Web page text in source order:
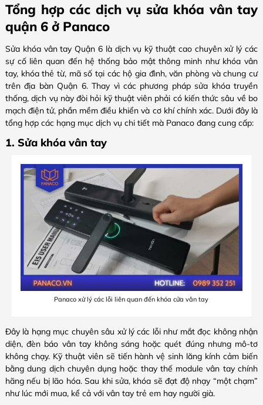
Tổng hợp các dịch vụ sửa khóa vân tay
quận 6 ở Panaco
Sửa khóa vân tay Quận 6 là dịch vụ kỹ thuật cao chuyên xử lý các
sự cố liên quan đến hệ thống bảo mật thông minh như khóa vân
tay, khóa thẻ từ, mã số tại các hộ gia đình, văn phòng và chung cư
trên địa bàn Quận 6. Thay vì các phương pháp sửa khóa truyền
thống, dịch vụ này đòi hỏi kỹ thuật viên phải có kiến thức sâu về bo
mạch điện tử, phần mềm điều khiển và cơ khí chính xác. Dưới đây là
tổng hợp các hạng mục dịch vụ chi tiết mà Panaco đang cung cấp:
1. Sửa khóa vân tay
Panaco xử lý các lỗi liên quan đến khóa cửa vân tay
Đây là hạng mục chuyên sâu xử lý các lỗi như mắt đọc không nhận
diện, đèn báo vân tay không sáng hoặc quét đúng nhưng mô-tơ
không chạy. Kỹ thuật viên sẽ tiến hành vệ sinh lăng kính cảm biến
bằng dung dịch chuyên dụng hoặc thay thế module vân tay chính
hãng nếu bị lão hóa. Sau khi sửa, khóa sẽ đạt độ nhạy “một chạm”
như lúc mới mua, kể cả với vân tay trẻ em hay người già.